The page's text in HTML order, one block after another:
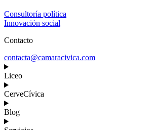
Consultoría política
Innovación social
Contacto
contacta@camaracivica.com
Liceo
CerveCívica
Blog